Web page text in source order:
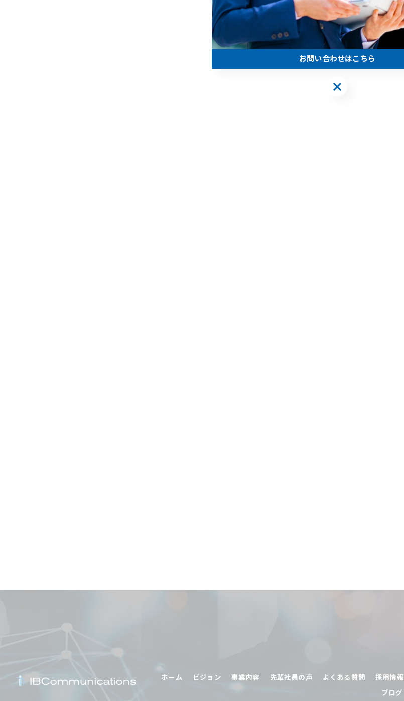
ホーム ビジョン 事業内容 先輩社員の声 よくある質問 採用情報
ブログ
お問い合わせはこちら
お問い合わせはこちら